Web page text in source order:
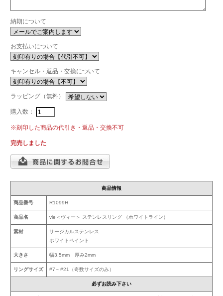
納期について
お支払いについて
キャンセル・返品・交換について
ラッピング（無料）
購入数：
※刻印した商品の代引き・返品・交換不可
完売しました
商品情報
商品番号 R1099H
商品名 vie＜ヴィー＞ ステンレスリング （ホワイトライン）
素材
サージカルステンレス
ホワイトペイント
大きさ 幅3.5mm 厚み2mm
リングサイズ #7～#21（奇数サイズのみ）
必ずお読み下さい